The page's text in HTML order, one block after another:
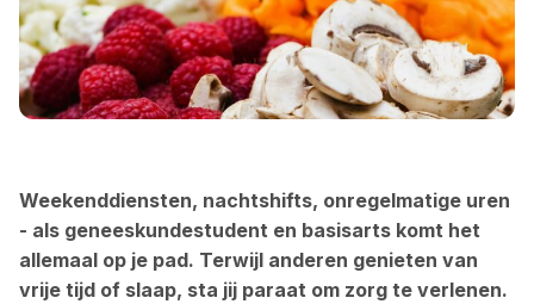
Weekenddiensten, nachtshifts, onregelmatige uren
- als geneeskundestudent en basisarts komt het
allemaal op je pad. Terwijl anderen genieten van
vrije tijd of slaap, sta jij paraat om zorg te verlenen.